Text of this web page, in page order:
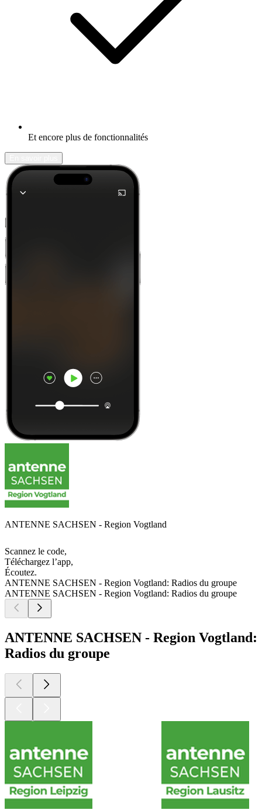
Et encore plus de fonctionnalités
ANTENNE SACHSEN - Region Vogtland
Scannez le code,
Téléchargez l’app,
Écoutez.
ANTENNE SACHSEN - Region Vogtland: Radios du groupe
ANTENNE SACHSEN - Region Vogtland: Radios du groupe
ANTENNE SACHSEN - Region Vogtland:
Radios du groupe